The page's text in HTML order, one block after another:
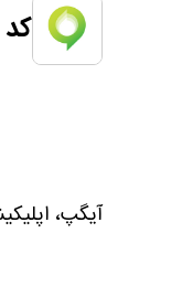
آیگپ،